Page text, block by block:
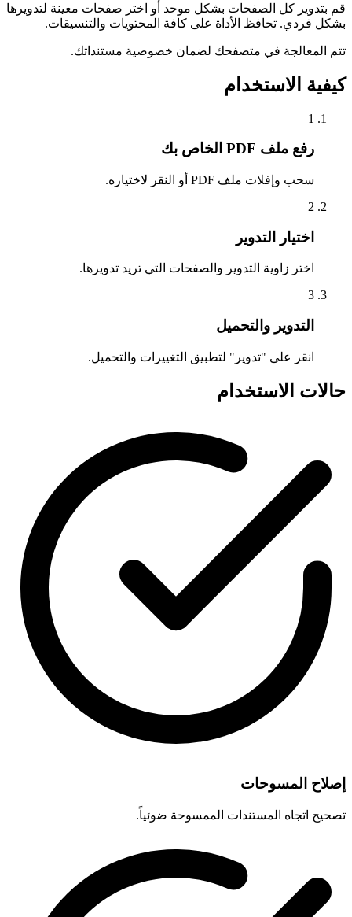
قم بتدوير كل الصفحات بشكل موحد أو اختر صفحات معينة لتدويرها
بشكل فردي. تحافظ الأداة على كافة المحتويات والتنسيقات.
تتم المعالجة في متصفحك لضمان خصوصية مستنداتك.
كيفية الاستخدام
1
رفع ملف PDF الخاص بك
سحب وإفلات ملف PDF أو النقر لاختياره.
2
اختيار التدوير
اختر زاوية التدوير والصفحات التي تريد تدويرها.
3
التدوير والتحميل
انقر على "تدوير" لتطبيق التغييرات والتحميل.
حالات الاستخدام
إصلاح المسوحات
تصحيح اتجاه المستندات الممسوحة ضوئياً.